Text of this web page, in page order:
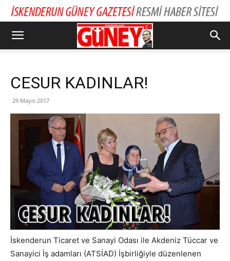
CESUR KADINLAR!
29 Mayıs 2017
İskenderun Ticaret ve Sanayi Odası ile Akdeniz Tüccar ve
Sanayici İş adamları (ATSİAD) İşbirliğiyle düzenlenen